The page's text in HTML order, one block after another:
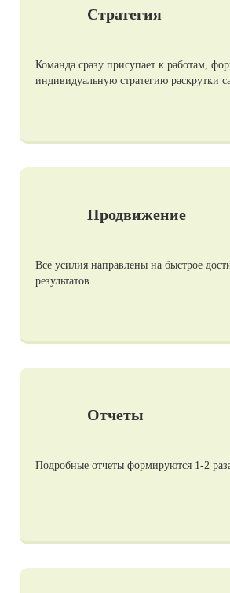
Стратегия
Команда сразу присупает к работам,
индивидуальную стратегию раскрутки
Продвижение
Все усилия направлены на быстрое
результатов
Отчеты
Подробные отчеты формируются 1-2